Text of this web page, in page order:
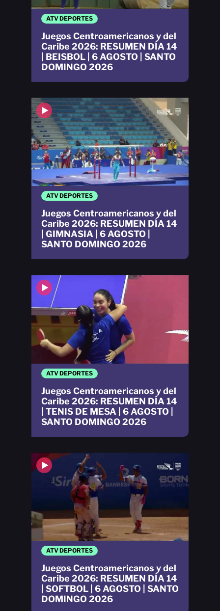
ATV DEPORTES
Juegos Centroamericanos y del
Caribe 2026: RESUMEN DÍA 14
| GIMNASIA | 6 AGOSTO |
SANTO DOMINGO 2026
ATV DEPORTES
Juegos Centroamericanos y del
Caribe 2026: RESUMEN DÍA 14
| BEISBOL | 6 AGOSTO | SANTO
DOMINGO 2026
ATV DEPORTES
Juegos Centroamericanos y del
Caribe 2026: RESUMEN DÍA 14
| SOFTBOL | 6 AGOSTO | SANTO
DOMINGO 2026
ATV DEPORTES
Juegos Centroamericanos y del
Caribe 2026: RESUMEN DÍA 14
| TENIS DE MESA | 6 AGOSTO |
SANTO DOMINGO 2026